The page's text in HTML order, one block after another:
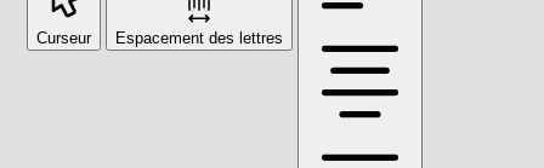
Curseur Espacement des lettres